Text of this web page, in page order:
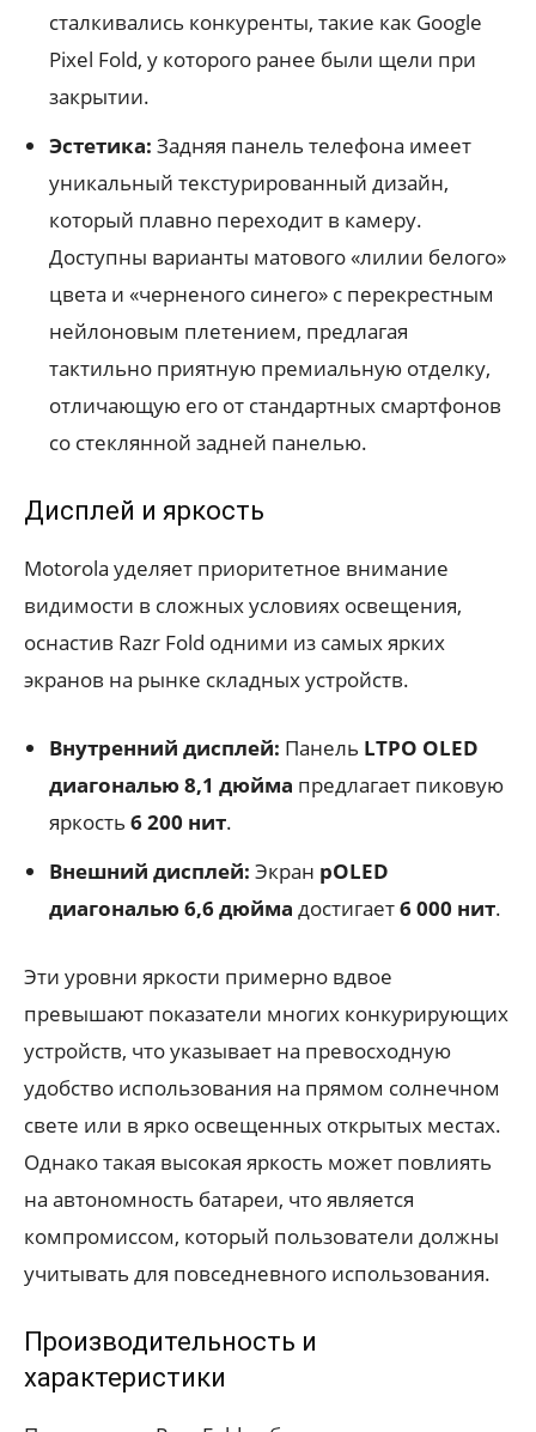
сталкивались конкуренты, такие как Google
Pixel Fold, у которого ранее были щели при
закрытии.
Эстетика: Задняя панель телефона имеет
уникальный текстурированный дизайн,
который плавно переходит в камеру.
Доступны варианты матового «лилии белого»
цвета и «черненого синего» с перекрестным
нейлоновым плетением, предлагая
тактильно приятную премиальную отделку,
отличающую его от стандартных смартфонов
со стеклянной задней панелью.
Дисплей и яркость
Motorola уделяет приоритетное внимание
видимости в сложных условиях освещения,
оснастив Razr Fold одними из самых ярких
экранов на рынке складных устройств.
Внутренний дисплей: Панель LTPO OLED
диагональю 8,1 дюйма предлагает пиковую
яркость 6 200 нит.
Внешний дисплей: Экран pOLED
диагональю 6,6 дюйма достигает6 000 нит.
Эти уровни яркости примерно вдвое
превышают показатели многих конкурирующих
устройств, что указывает на превосходную
удобство использования на прямом солнечном
свете или в ярко освещенных открытых местах.
Однако такая высокая яркость может повлиять
на автономность батареи, что является
компромиссом, который пользователи должны
учитывать для повседневного использования.
Производительность и
характеристики